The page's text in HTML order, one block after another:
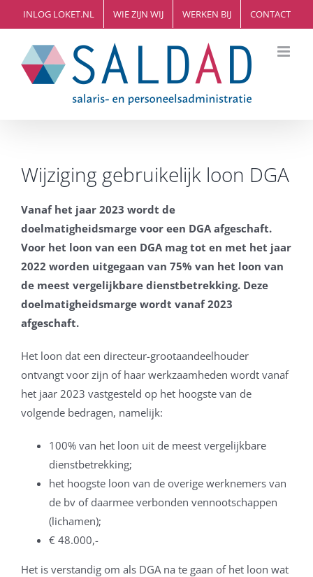
naar
inhoud
INLOG LOKET.NL WIE ZIJN WIJ WERKEN BIJ CONTACT
Wijziging gebruikelijk loon DGA
Vanaf het jaar 2023 wordt de
doelmatigheidsmarge voor een DGA afgeschaft.
Voor het loon van een DGA mag tot en met het jaar
2022 worden uitgegaan van 75% van het loon van
de meest vergelijkbare dienstbetrekking. Deze
doelmatigheidsmarge wordt vanaf 2023
afgeschaft.
Het loon dat een directeur-grootaandeelhouder
ontvangt voor zijn of haar werkzaamheden wordt vanaf
het jaar 2023 vastgesteld op het hoogste van de
volgende bedragen, namelijk:
100% van het loon uit de meest vergelijkbare
dienstbetrekking;
het hoogste loon van de overige werknemers van
de bv of daarmee verbonden vennootschappen
(lichamen);
€ 48.000,-
Het is verstandig om als DGA na te gaan of het loon wat